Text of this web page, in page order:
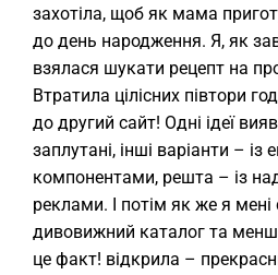
захотіла, щоб як мама
до день народження. Я, як
взялася шукати рецепт на
Втратила цілісних півтори
до другий сайт! Одні ідеї
заплутані, інші варіанти – із
компонентами, решта – із
реклами. І потім як же я
дивовижний каталог та менш
це факт! відкрила –